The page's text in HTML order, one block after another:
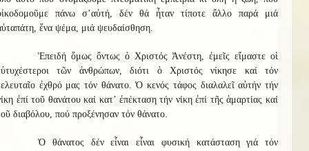
πάνω σ’αὐτή, δέν θά ἦταν τίποτε ἄλλο παρά μιά
ἕνα ψέμα, μιά ψευδαίσθηση.
Ἐπειδή ὅμως ὄντως ὁ Χριστός Ἀνέστη, ἐμεῖς εἴμαστε οἱ
τῶν ἀνθρώπων, διότι ὁ Χριστός νίκησε καί τόν
ἐχθρό μας τόν θάνατο. Ὁ κενός τάφος διαλαλεῖ αὐτήν τήν
ἐπί τοῦ θανάτου καί κατ’ ἐπέκταση τήν νίκη ἐπί τῆς ἁμαρτίας καί
διαβόλου, πού προξένησαν τόν θάνατο.
Ὁ θάνατος δέν εἶναι εἶναι φυσική κατάσταση γιά τόν